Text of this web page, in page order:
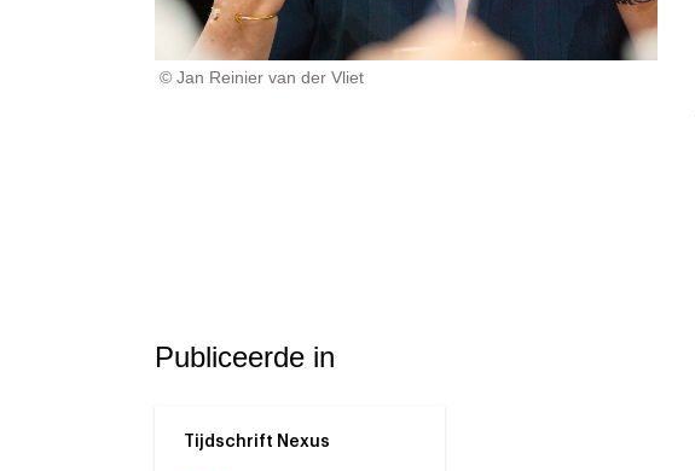
© Jan Reinier van der Vliet
Publiceerde in
Tijdschrift Nexus